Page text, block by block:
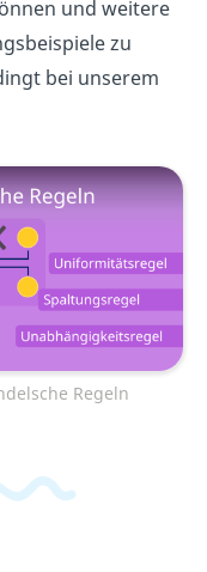
und weitere
zu
bei unserem
Regeln